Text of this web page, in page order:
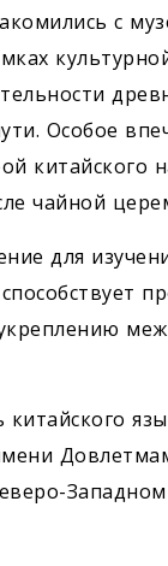
с
Особое
чайной
для
Западном